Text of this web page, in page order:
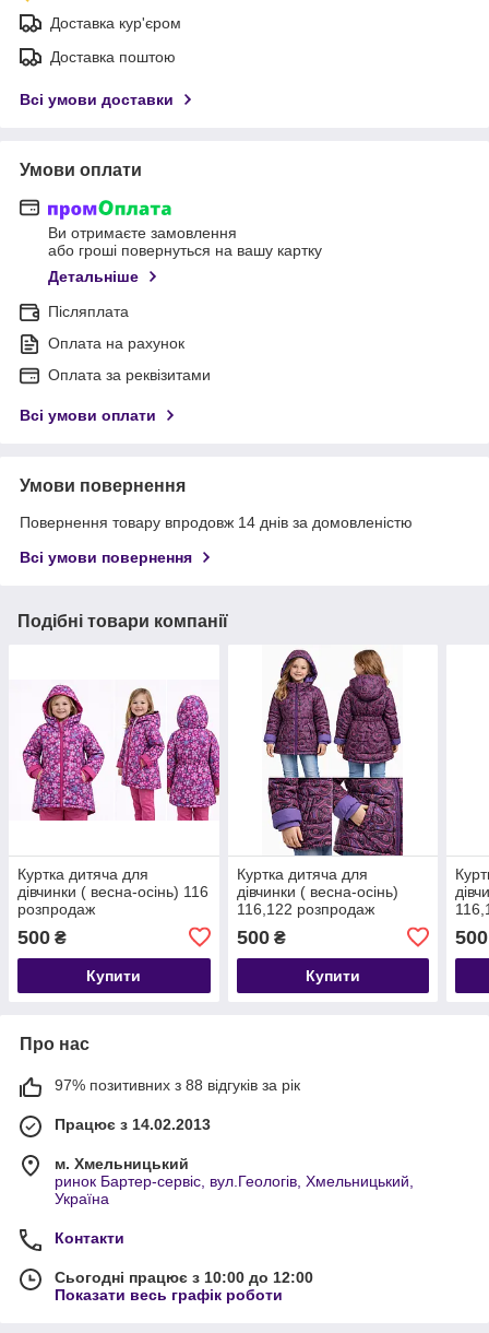
Доставка кур'єром
Доставка поштою
Всі умови доставки
Умови оплати
Ви отримаєте замовлення
або гроші повернуться на вашу картку
Детальніше
Післяплата
Оплата на рахунок
Оплата за реквізитами
Всі умови оплати
Умови повернення
Повернення товару впродовж 14 днів за домовленістю
Всі умови повернення
Подібні товари компанії
Куртка дитяча для
дівчинки ( весна-осінь) 116
розпродаж
500 ₴
Купити
Куртка дитяча для
дівчинки ( весна-осінь)
116,122 розпродаж
500₴
Купити
500
Про нас
97% позитивних з 88 відгуків за рік
Працює з 14.02.2013
м. Хмельницький
ринок Бартер-сервіс, вул.Геологів, Хмельницький,
Україна
Контакти
Сьогодні працює з 10:00 до 12:00
Показати весь графік роботи